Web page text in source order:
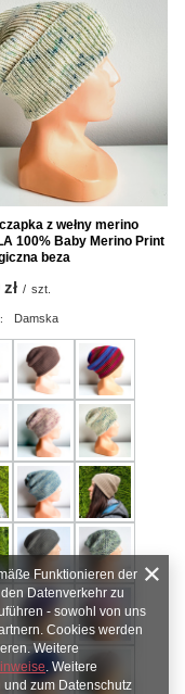
z wełny merino
100% Baby Merino Print
beza
/ szt.
Damska
Funktionieren der
Datenverkehr zu
- sowohl von uns
Cookies werden
Weitere
. Weitere
zum Datenschutz